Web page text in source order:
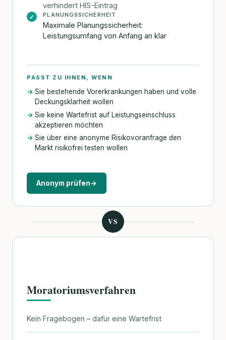
verhindert HIS-Eintrag
✓ PLANUNGSSICHERHEIT
Maximale Planungssicherheit:
Leistungsumfang von Anfang an klar
PASST ZU IHNEN, WENN
Sie bestehende Vorerkrankungen haben und volle
Deckungsklarheit wollen
Sie keine Wartefrist auf Leistungseinschluss
akzeptieren möchten
Sie über eine anonyme Risikovoranfrage den
Markt risikofrei testen wollen
Anonym prüfen→
VS
Moratoriumsverfahren
Kein Fragebogen – dafür eine Wartefrist